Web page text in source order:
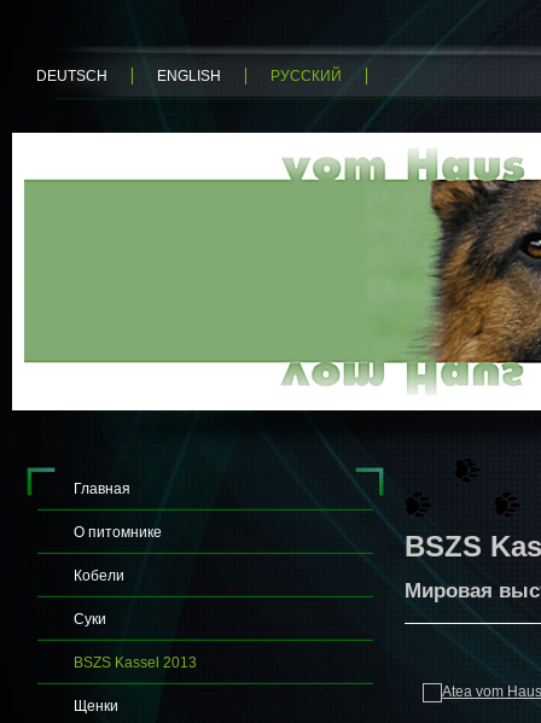
DEUTSCH ENGLISH РУССКИЙ
Главная
О питомнике
Кобели
Cуки
BSZS Kassel 2013
Щенки
BSZS
Мировая